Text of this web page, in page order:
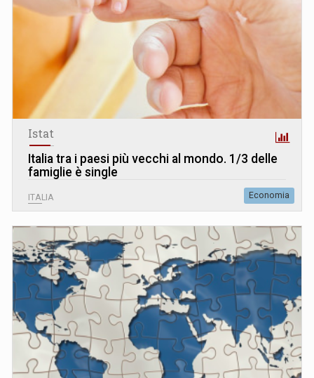
Istat
Italia tra i paesi più vecchi al mondo. 1/3 delle
famiglie è single
ITALIA Economia